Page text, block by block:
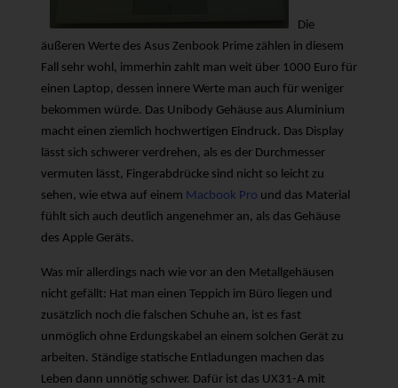
Die
äußeren Werte des Asus Zenbook Prime zählen in diesem
Fall sehr wohl, immerhin zahlt man weit über 1000 Euro für
einen Laptop, dessen innere Werte man auch für weniger
bekommen würde. Das Unibody Gehäuse aus Aluminium
macht einen ziemlich hochwertigen Eindruck. Das Display
lässt sich schwerer verdrehen, als es der Durchmesser
vermuten lässt, Fingerabdrücke sind nicht so leicht zu
sehen, wie etwa auf einem Macbook Pro und das Material
fühlt sich auch deutlich angenehmer an, als das Gehäuse
des Apple Geräts.
Was mir allerdings nach wie vor an den Metallgehäusen
nicht gefällt: Hat man einen Teppich im Büro liegen und
zusätzlich noch die falschen Schuhe an, ist es fast
unmöglich ohne Erdungskabel an einem solchen Gerät zu
arbeiten. Ständige statische Entladungen machen das
Leben dann unnötig schwer. Dafür ist das UX31-A mit